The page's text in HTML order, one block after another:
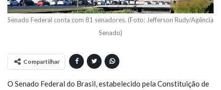
Senado Federal conta com 81 senadores. (Foto: Jefferson Rudy/Agência
Senado)
Compartilhar
O Senado Federal do Brasil, estabelecido pela Constituição de